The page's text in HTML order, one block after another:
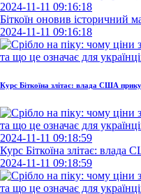
2024-11-11 09:16:18
Біткоїн оновив історичний
2024-11-11 09:16:18
Курс Біткоїна злітає: влада США
2024-11-11 09:18:59
Курс Біткоїна злітає:
2024-11-11 09:18:59